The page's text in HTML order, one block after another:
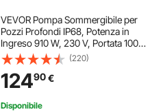
VEVOR Pompa Sommergibile per
Pozzi Profondi IP68, Potenza in
Ingreso 910 W, 230 V, Portata 100
L/min, Prevalenza 53 m, con Cavo
da 20 m, Pompa per Acqua in
Acciaio Inox per Irrigazione
Industriale
(220)
12490€
Disponibile